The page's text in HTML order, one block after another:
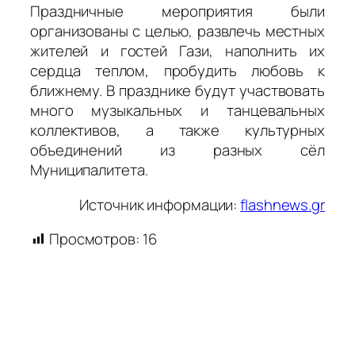
Праздничные мероприятия были
организованы с целью, развлечь местных
жителей и гостей Гази, наполнить их
сердца теплом, пробудить любовь к
ближнему. В празднике будут участвовать
много музыкальных и танцевальных
коллективов, а также культурных
объединений из разных сёл
Муниципалитета.
Источник информации:flashnews.gr
Просмотров: 16